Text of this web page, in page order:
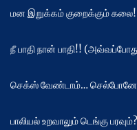
மன இறுக்கம் குறைக்கும்
நீ பாதி நான் பாதி!!
செக்ஸ் வேண்டாம்… செல்போனே
பாலியல் உறவாலும் டெங்கு